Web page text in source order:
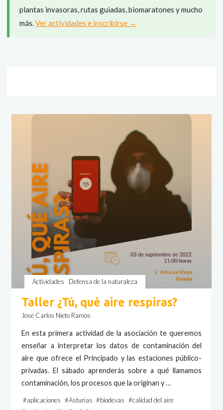
plantas invasoras, rutas guiadas, biomaratones y mucho
más.Ver actividades e inscribirse →
Actividades Defensa de la naturaleza
Taller ¿Tú, qué aire respiras?
Jose Carlos Nieto Ramos
En esta primera actividad de la asociación te queremos
enseñar a interpretar los datos de contaminación del
aire que ofrece el Principado y las estaciones público-
privadas. El sábado aprenderás sobre a qué llamamos
contaminación, los procesos que la originan y …
#aplicaciones #Asturias #biodevas #calidad del aire